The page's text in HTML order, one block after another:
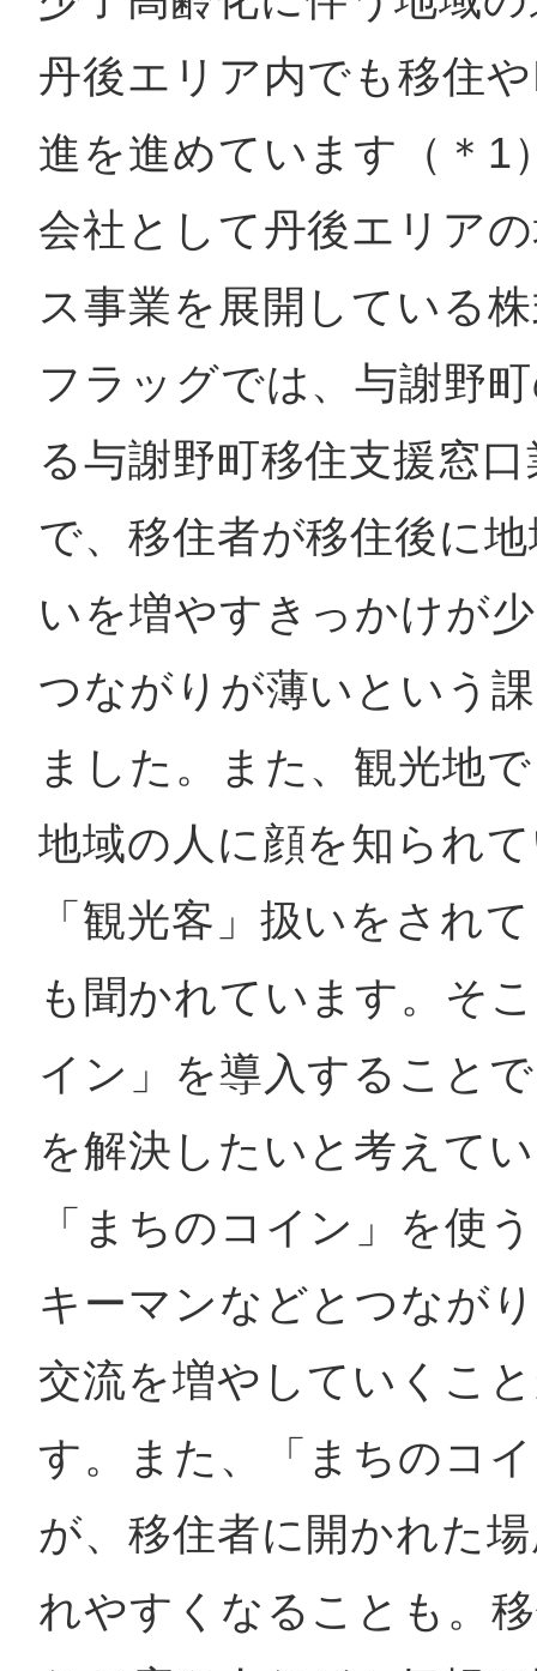
丹後エリア内でも移住
進を進めています（＊1
会社として丹後エリア
ス事業を展開している
フラッグでは、与謝野
る与謝野町移住支援窓
で、移住者が移住後に
いを増やすきっかけが
つながりが薄いという
ました。また、観光地
地域の人に顔を知られ
「観光客」扱いをされ
も聞かれています。そ
イン」を導入すること
を解決したいと考えて
「まちのコイン」を使
キーマンなどとつなが
交流を増やしていくこ
す。また、「まちのコ
が、移住者に開かれた
れやすくなることも。
©︎ KAYAC Inc. All